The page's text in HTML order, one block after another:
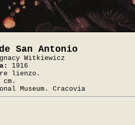
San Antonio
Witkiewicz
1916
lienzo.
Museum. Cracovia